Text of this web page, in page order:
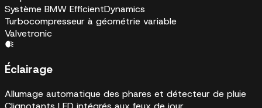
Système BMW EfficientDynamics
Turbocompresseur à géométrie variable
Valvetronic
Éclairage
Allumage automatique des phares et détecteur de pluie